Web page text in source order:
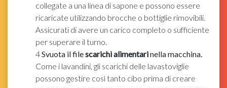
collegate a una linea di sapone e possono essere
ricaricate utilizzando brocche o bottiglie rimovibili.
Assicurati di avere un carico completo o sufficiente
per superare il turno.
4Svuota il filescarichi alimentarinella macchina.
Come i lavandini, gli scarichi delle lavastoviglie
possono gestire così tanto cibo prima di creare